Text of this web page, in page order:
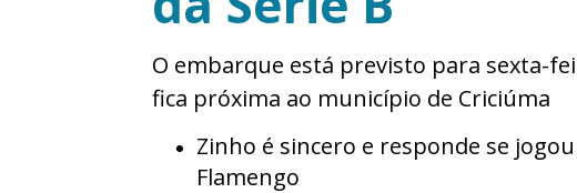
O embarque está previsto para sexta-
fica próxima ao município de Criciúma
Zinho é sincero e responde se
Flamengo